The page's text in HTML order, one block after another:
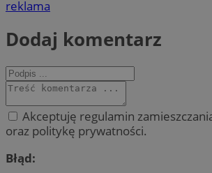
reklama
Dodaj komentarz
Akceptuję regulamin
oraz politykę prywatności.
Błąd: